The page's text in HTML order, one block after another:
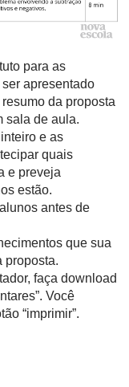
para as
apresentado
da proposta
sala de aula.
e as
quais
e preveja
estão.
antes de
que sua
proposta.
faça download
Você
“imprimir”.